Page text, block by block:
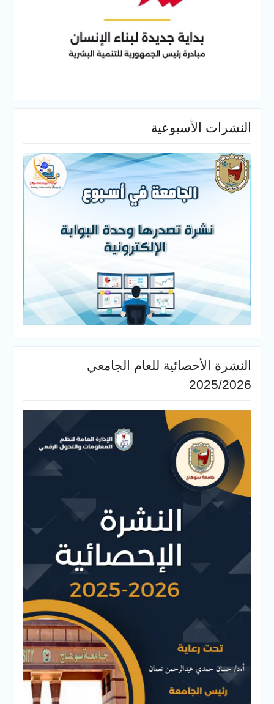
النشرات الأسبوعية
النشرة الأحصائية للعام الجامعي
2025/2026